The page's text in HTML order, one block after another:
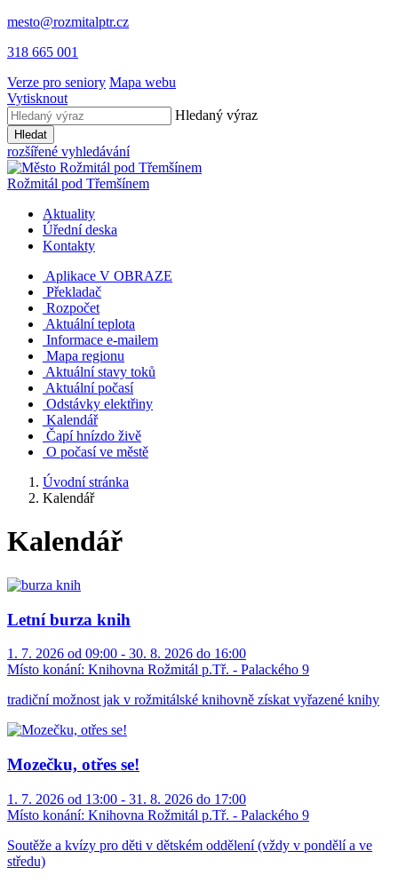
mesto@rozmitalptr.cz
318 665 001
Verze pro seniory Mapa webu
Vytisknout
Hledaný výraz
Hledat
rozšířené vyhledávání
Rožmitál pod Třemšínem
Aktuality
Úřední deska
Kontakty
Aplikace V OBRAZE
Překladač
Rozpočet
Aktuální teplota
Informace e-mailem
Mapa regionu
Aktuální stavy toků
Aktuální počasí
Odstávky elektřiny
Kalendář
Čapí hnízdo živě
O počasí ve městě
Úvodní stránka
Kalendář
Kalendář
Letní burza knih
1. 7. 2026 od 09:00 - 30. 8. 2026 do 16:00
Místo konání: Knihovna Rožmitál p.Tř. - Palackého 9
tradiční možnost jak v rožmitálské knihovně získat vyřazené knihy
Mozečku, otřes se!
1. 7. 2026 od 13:00 - 31. 8. 2026 do 17:00
Místo konání: Knihovna Rožmitál p.Tř. - Palackého 9
Soutěže a kvízy pro děti v dětském oddělení (vždy v pondělí a ve
středu)